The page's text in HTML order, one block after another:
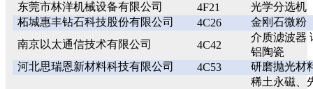
东莞市林洋机械设备有限公司
4F21
光学分选机
柘城惠丰钻石科技股份有限公司
4C26
金刚石微粉
南京以太通信技术有限公司
4C42
介质滤波器
铝陶瓷
河北思瑞恩新材料科技有限公司
4C53 研磨抛光材
稀土永磁、